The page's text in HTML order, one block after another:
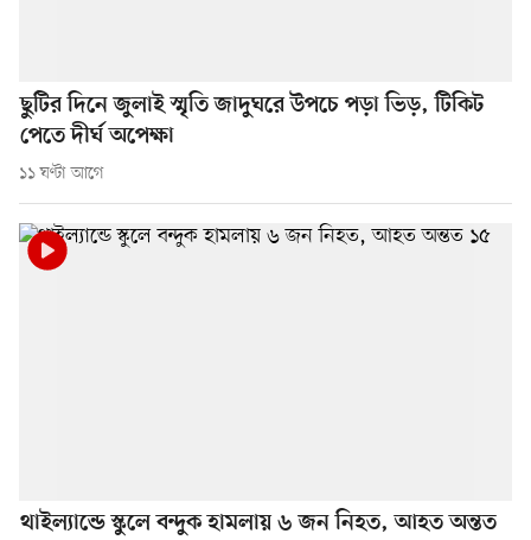
ছুটির দিনে জুলাই স্মৃতি জাদুঘরে উপচে পড়া ভিড়, টিকিট
পেতে দীর্ঘ অপেক্ষা
১১ ঘণ্টা আগে
থাইল্যান্ডে স্কুলে বন্দুক হামলায় ৬ জন নিহত, আহত অন্তত